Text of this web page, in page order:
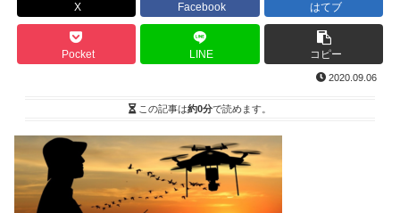
X Facebook はてブ
Pocket LINE コピー
2020.09.06
この記事は約0分で読めます。